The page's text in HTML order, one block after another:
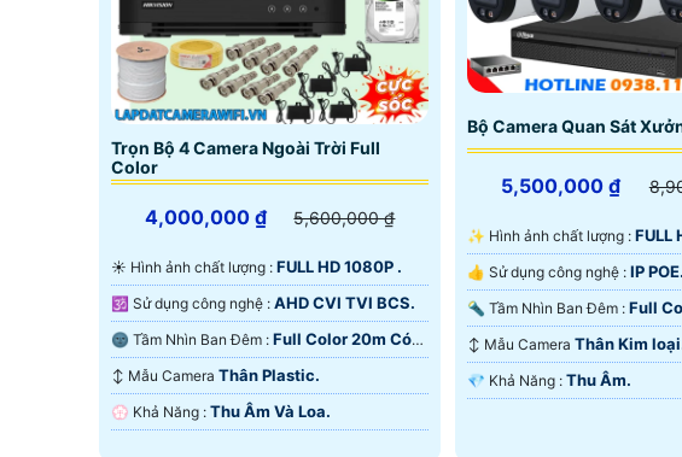
tuy giá camera có màu ban đêm cao hơn camera hồng
Trọn Bộ 4 Camera Ngoài Trời Full
Color
4,000,000 ₫ 5,600,000 ₫
☀️ Hình ảnh chất lượng : FULL HD 1080P .
🕉️ Sử dụng công nghệ : AHD CVI TVI BCS.
🌚 Tầm Nhìn Ban Đêm : Full Color 20m Có
Màu Ban Ðêm.
↕️ Mẫu Camera Thân Plastic.
️💮 Khả Năng : Thu Âm Và Loa.
Bộ Camera Quan Sát
5,500,000 ₫
✨ Hình ảnh chất lượng : FULL
👍 Sử dụng công nghệ : IP POE.
🔦 Tầm Nhìn Ban Đêm : Full
Màu Ban Ðêm.
↕️ Mẫu Camera Thân Kim
️💎 Khả Năng : Thu Âm.